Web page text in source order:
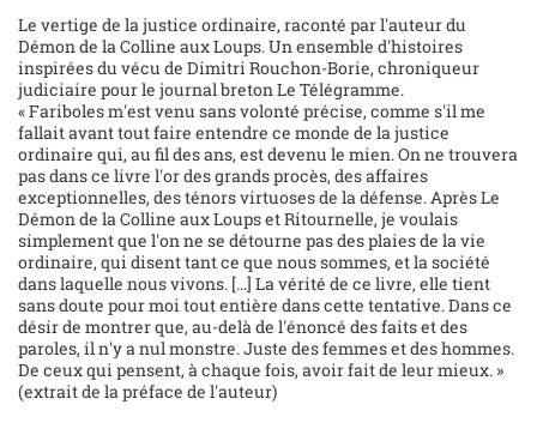
Le vertige de la justice ordinaire, raconté par l'auteur du
Démon de la Colline aux Loups. Un ensemble d'histoires
inspirées du vécu de Dimitri Rouchon-Borie, chroniqueur
judiciaire pour le journal breton Le Télégramme.
« Fariboles m'est venu sans volonté précise, comme s'il me
fallait avant tout faire entendre ce monde de la justice
ordinaire qui, au fil des ans, est devenu le mien. On ne trouvera
pas dans ce livre l'or des grands procès, des affaires
exceptionnelles, des ténors virtuoses de la défense. Après Le
Démon de la Colline aux Loups et Ritournelle, je voulais
simplement que l'on ne se détourne pas des plaies de la vie
ordinaire, qui disent tant ce que nous sommes, et la société
dans laquelle nous vivons. [...] La vérité de ce livre, elle tient
sans doute pour moi tout entière dans cette tentative. Dans ce
désir de montrer que, au-delà de l'énoncé des faits et des
paroles, il n'y a nul monstre. Juste des femmes et des hommes.
De ceux qui pensent, à chaque fois, avoir fait de leur mieux. »
(extrait de la préface de l'auteur)